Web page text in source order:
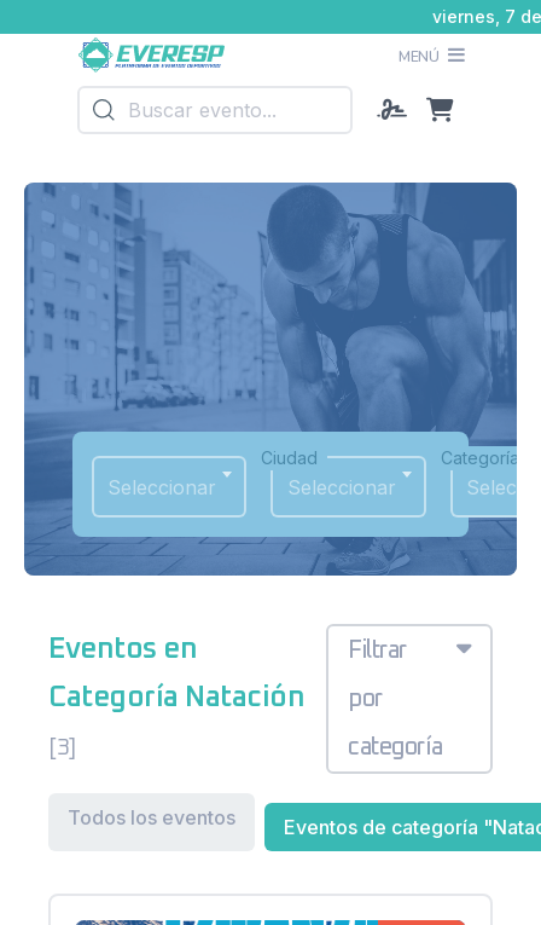
viernes, 7
MENÚ
Seleccionar
Ciudad
Seleccionar
Categoría
Eventos en
Categoría Natación
[3]
Filtrar
por
categoría
Todos los eventos Eventos de categoría